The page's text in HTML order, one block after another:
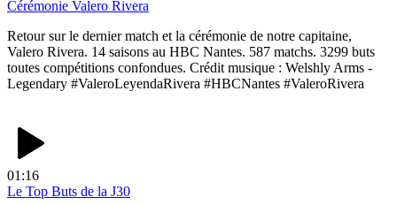
Cérémonie Valero Rivera
Retour sur le dernier match et la cérémonie de notre capitaine,
Valero Rivera. 14 saisons au HBC Nantes. 587 matchs. 3299 buts
toutes compétitions confondues. Crédit musique : Welshly Arms -
Legendary #ValeroLeyendaRivera #HBCNantes #ValeroRivera
01:16
Le Top Buts de la J30